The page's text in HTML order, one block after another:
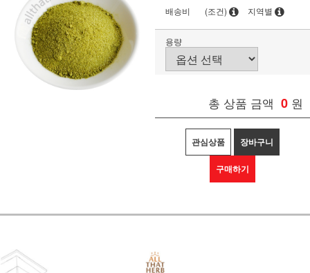
배송비
(조건) 지역별
용량
총 상품 금액 0 원
관심상품 장바구니
구매하기